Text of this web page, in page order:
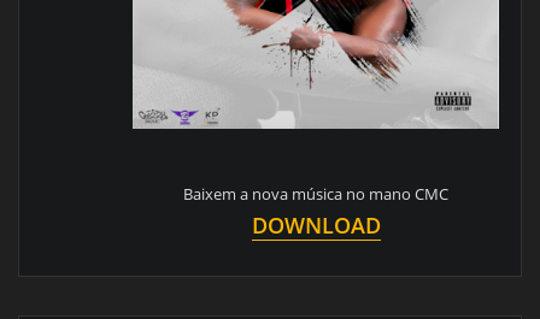
Baixem a nova música no mano CMC
DOWNLOAD